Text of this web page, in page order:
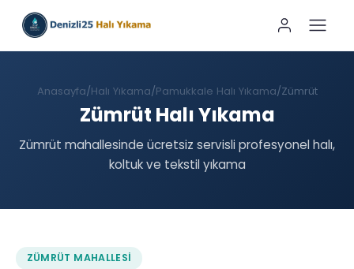
Anasayfa Halı Yıkama Pamukkale Halı Yıkama Zümrüt
Zümrüt Halı Yıkama
Zümrüt mahallesinde ücretsiz servisli profesyonel halı,
koltuk ve tekstil yıkama
ZÜMRÜT MAHALLESI